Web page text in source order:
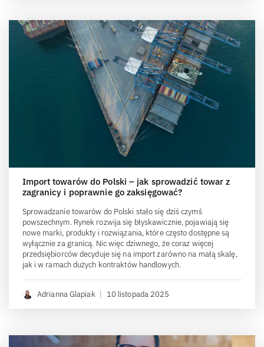
Import towarów do Polski – jak sprowadzić towar z
zagranicy i poprawnie go zaksięgować?
Sprowadzanie towarów do Polski stało się dziś czymś
powszechnym. Rynek rozwija się błyskawicznie, pojawiają się
nowe marki, produkty i rozwiązania, które często dostępne są
wyłącznie za granicą. Nic więc dziwnego, że coraz więcej
przedsiębiorców decyduje się na import zarówno na małą skalę,
jak i w ramach dużych kontraktów handlowych.
Adrianna Glapiak | 10 listopada 2025